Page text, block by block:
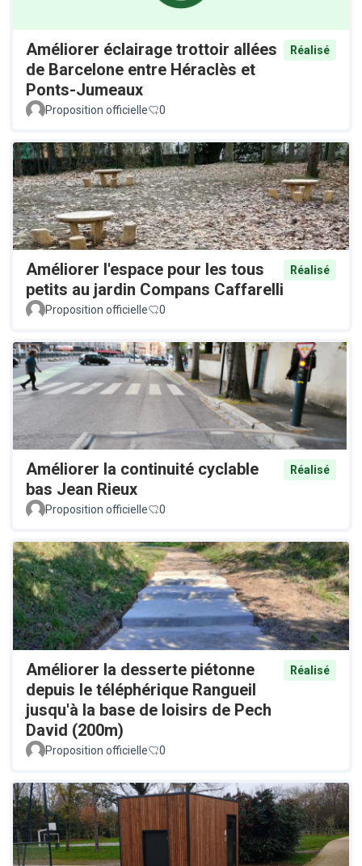
Améliorer éclairage trottoir allées
de Barcelone entre Héraclès et
Ponts-Jumeaux
Réalisé
Proposition officielle 0
Améliorer l'espace pour les tous
petits au jardin Compans Caffarelli
Réalisé
Proposition officielle 0
Améliorer la continuité cyclable
bas Jean Rieux
Réalisé
Proposition officielle 0
Améliorer la desserte piétonne
depuis le téléphérique Rangueil
jusqu'à la base de loisirs de Pech
David (200m)
Réalisé
Proposition officielle 0